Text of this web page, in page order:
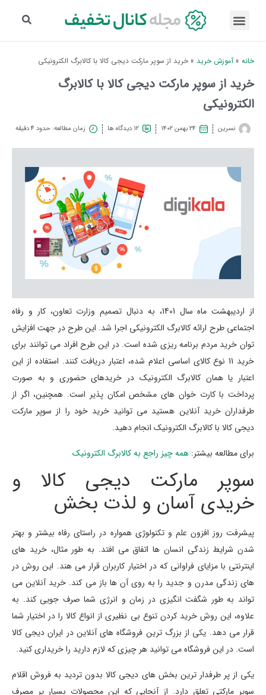
خانه » آموزش خرید » خرید از سوپر مارکت دیجی کالا با کالابرگ الکترونیکی
خرید از سوپر مارکت دیجی کالا با کالابرگ
الکترونیکی
نسرین ۲۴ بهمن ۱۴۰۲ 12 دیدگاه ها زمان مطالعه: حدود 4 دقیقه
از اردیبهشت ماه سال 1401، به دنبال تصمیم وزارت تعاون، کار و رفاه
اجتماعی طرح ارائه کالابرگ الکترونیکی اجرا شد. این طرح در جهت افزایش
توان خرید مردم برنامه ریزی شده است. در این طرح افراد می توانند برای
خرید 11 نوع کالای اساسی اعلام شده، اعتبار دریافت کنند. استفاده از این
اعتبار یا همان کالابرگ الکترونیک در خریدهای حضوری و به صورت
پرداخت با کارت خوان های مشخص امکان پذیر است. همچنین، اگر از
طرفداران خرید آنلاین هستید می توانید خرید خود را از سوپر مارکت
دیجی کالا با کالابرگ الکترونیک انجام دهید.
برای مطالعه بیشتر: همه چیز راجع به کالابرگ الکترونیک
سوپر مارکت دیجی کالا و
خریدی آسان و لذت بخش
پیشرفت روز افزون علم و تکنولوژی همواره در راستای رفاه بیشتر و بهتر
شدن شرایط زندگی انسان ها اتفاق می افتد. به طور مثال، خرید های
اینترنتی با مزایای فراوانی که در اختیار کاربران قرار می هند. این روش در
های زندگی مدرن و جدید را به روی آن ها باز می کند. خرید آنلاین می
تواند به طور شگفت انگیزی در زمان و انرژی شما صرف جویی کند. به
علاوه، این روش خرید کردن تنوع بی نظیری از انواع کالا را در اختیار شما
قرار می دهد. یکی از بزرگ ترین فروشگاه های آنلاین در ایران دیجی کالا
است. در این فروشگاه می توانید هر چیزی که لازم دارید را خریداری کنید.
یکی از پر طرفدار ترین بخش های دیجی کالا بدون تردید به فروش اقلام
سوپر مارکتی تعلق دارد. از آنجایی که این محصولات بسیار پر مصرف